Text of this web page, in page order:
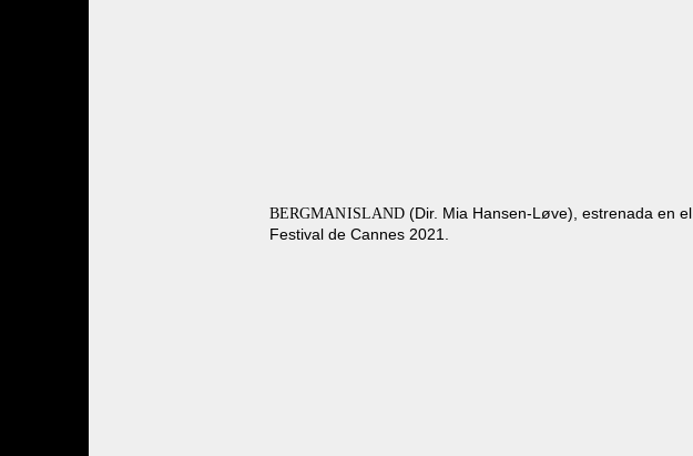
BERGMAN ISLAND (Dir. Mia Hansen-Løve), estrenada en el
Festival de Cannes 2021.